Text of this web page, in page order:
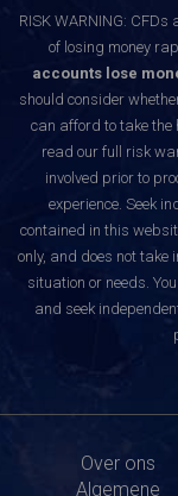
RISK WARNING:
of losing money
accounts lose
should consider
can afford to take the
read our full risk
involved prior to
experience. Seek
contained in this
only, and does not take
situation or needs.
and seek
Over ons
Algemene